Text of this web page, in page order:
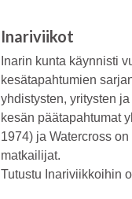
Inariviikot
Inarin kunta käynnisti
kesätapahtumien
yhdistysten, yritysten
kesän päätapahtumat
1974) ja Watercross
matkailijat.
Tutustu Inariviikkoihin